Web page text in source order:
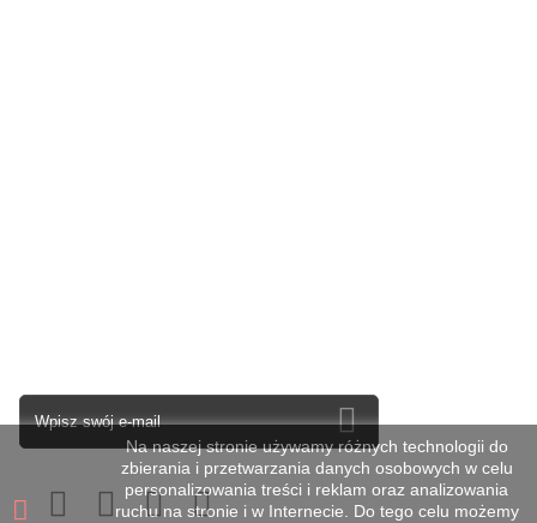
Na naszej stronie używamy różnych technologii do
zbierania i przetwarzania danych osobowych w celu
personalizowania treści i reklam oraz analizowania
ruchu na stronie i w Internecie. Do tego celu możemy